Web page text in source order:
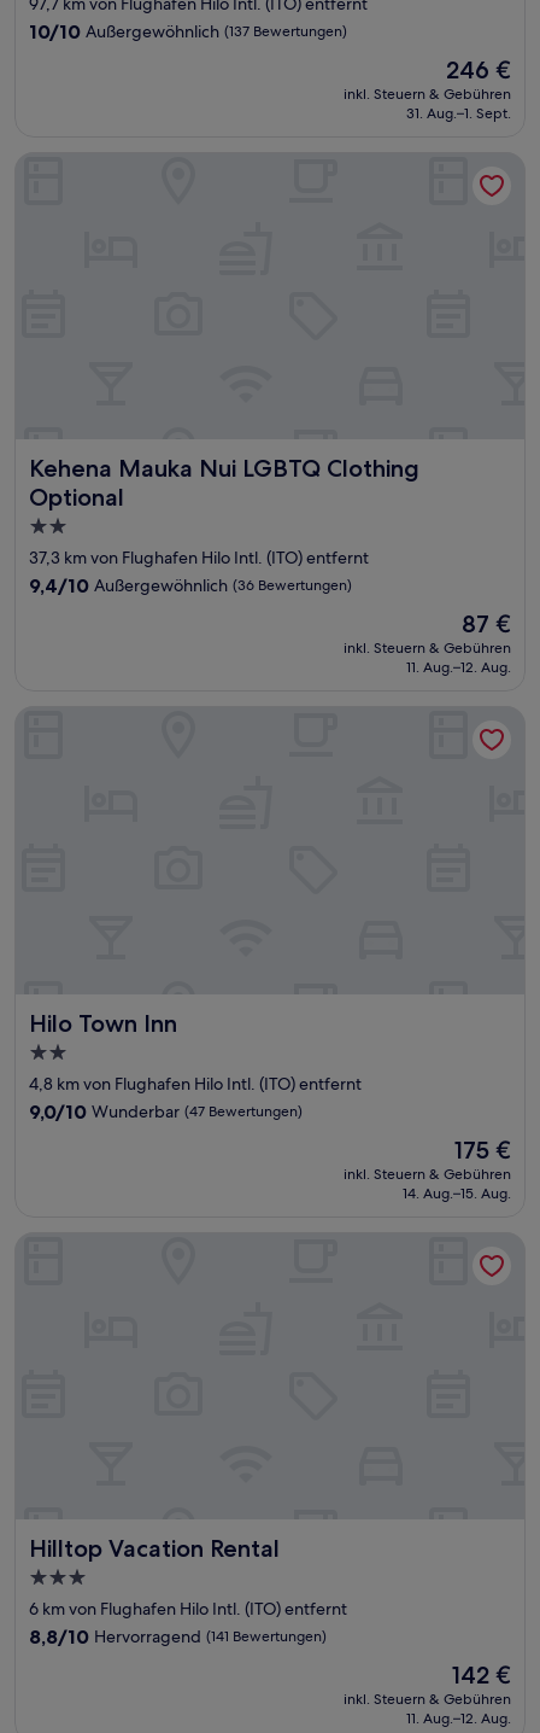
Unterkunft
10.0
10/10 Außergewöhnlich (137 Bewertungen)
Der
Preis
beträgt
246 €
inkl. Steuern & Gebühren
31. Aug.–1. Sept.
Kehena Mauka Nui LGBTQ Clothing
Optional
Kehena Mauka Nui LGBTQ Clothing Optional
2.0-
Sterne-
Unterkunft
37,3 km von Flughafen Hilo Intl. (ITO) entfernt
9.4
9,4/10 Außergewöhnlich (36 Bewertungen)
Der
Preis
beträgt
87 €
inkl. Steuern & Gebühren
11. Aug.–12. Aug.
Kehena Mauka Nui LGBTQ Clothing Optional
Hilo Town Inn
Hilo Town Inn
2.0-
Sterne-
Unterkunft
4,8 km von Flughafen Hilo Intl. (ITO) entfernt
9.0
9,0/10 Wunderbar (47 Bewertungen)
Der
Preis
beträgt
175 €
inkl. Steuern & Gebühren
14. Aug.–15. Aug.
Hilltop Vacation Rental
Hilltop Vacation Rental
3.0-
Sterne-
Unterkunft
6 km von Flughafen Hilo Intl. (ITO) entfernt
8.8
8,8/10 Hervorragend (141 Bewertungen)
Der
Preis
beträgt
142 €
inkl. Steuern & Gebühren
11. Aug.–12. Aug.
Hilltop Vacation Rental